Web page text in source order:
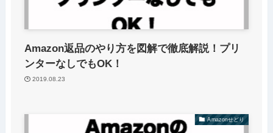
Amazon返品のやり方を図解で徹底解説！プリ
ンターなしでもOK！
2019.08.23
Amazonせどり